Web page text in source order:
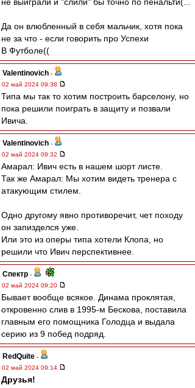
Да он влюбленный в себя мальчик, хотя пока
не за что - если говорить про Успехи
В Футболе((
Valentinovich -
02 май 2024 09:38
Типа мы так то хотим построить барселону, но
пока решили поиграть в защиту и позвали
Ивича.
Valentinovich -
02 май 2024 09:32
Амарал: Ивич есть в нашем шорт листе.
Так же Амарал: Мы хотим видеть тренера с
атакующим стилем.
Одно другому явно противоречит, чет походу
он запизделся уже.
Или это из оперы типа хотели Клопа, но
решили что Ивич перспективнее.
Спектр -
02 май 2024 09:20
Бывает вообще всякое. Динама проклятая,
откровенно слив в 1995-м Бескова, поставила
главным его помощника Голодца и выдала
серию из 9 побед подряд.
RedQuite -
02 май 2024 09:14
Друзья!